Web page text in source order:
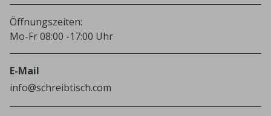
Öffnungszeiten:
Mo-Fr 08:00 -17:00 Uhr
E-Mail
info@schreibtisch.com